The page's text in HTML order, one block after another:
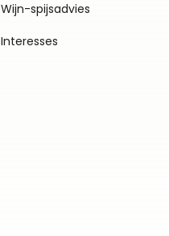
Wijn-spijsadvies
Interesses